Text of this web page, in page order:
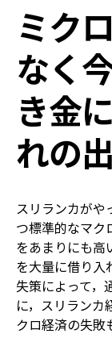
ミク
なく
き金
れの
スリランカがや
つ標準的なマク
をあまりにも高
を大量に借り入
失策によって，
に，スリランカ
クロ経済の失敗